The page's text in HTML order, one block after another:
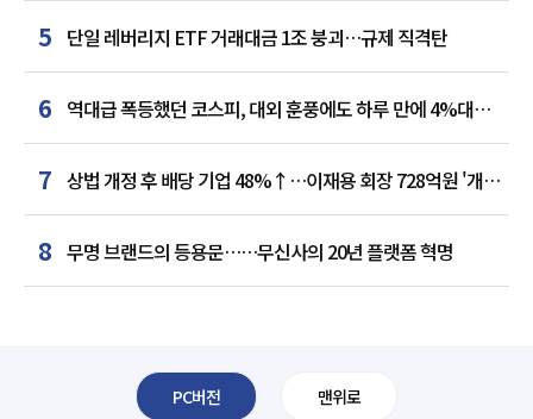
5 단일 레버리지 ETF 거래대금 1조 붕괴…규제 직격탄
6 역대급 폭등했던 코스피, 대외 훈풍에도 하루 만에 4%대
급락
7 상법 개정 후 배당 기업 48%↑…이재용 회장 728억원 '개인
최다'
8 무명 브랜드의 등용문……무신사의 20년 플랫폼 혁명
PC버전 맨위로